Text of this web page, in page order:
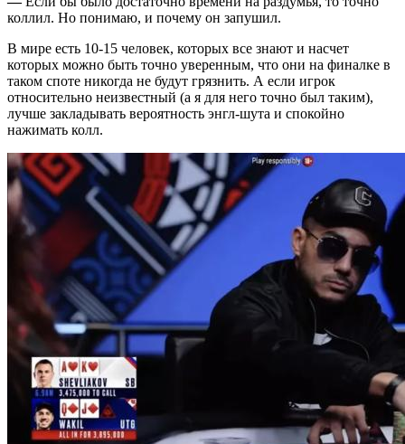
коллил. Но понимаю, и почему он запушил.
В мире есть 10-15 человек, которых все знают и насчет
которых можно быть точно уверенным, что они на финалке в
таком споте никогда не будут грязнить. А если игрок
относительно неизвестный (а я для него точно был таким),
лучше закладывать вероятность энгл-шута и спокойно
нажимать колл.